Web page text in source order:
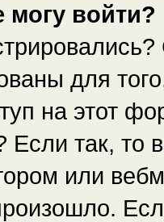
могу войти?
для
на этот
так, то
или